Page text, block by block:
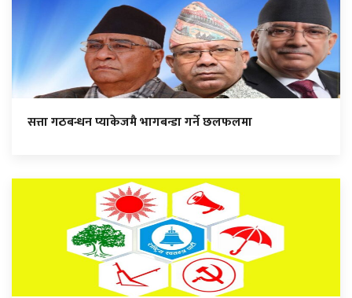
सत्ता गठबन्धन प्याकेजमै भागबन्डा गर्ने छलफलमा